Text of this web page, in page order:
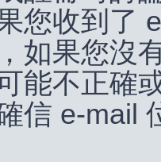
您收到了
如果您沒
能不正確
信 e-mail